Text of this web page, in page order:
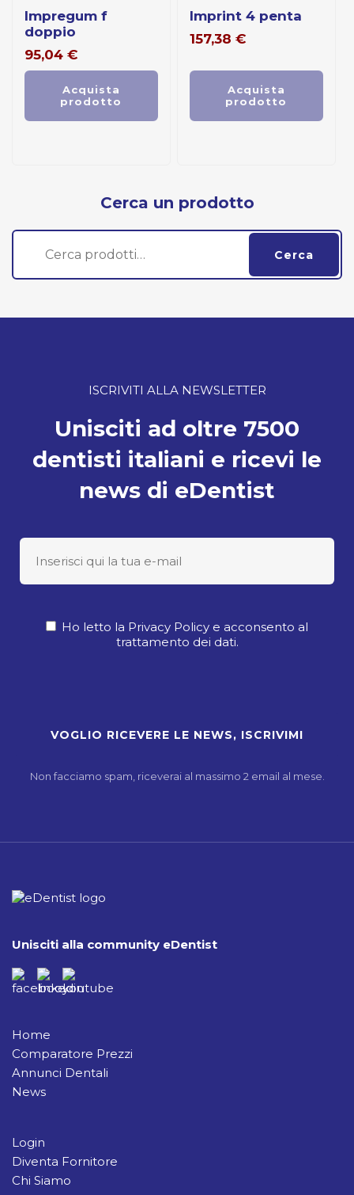
impregum f
doppio
95,04 €
Acquista
prodotto
imprint 4 penta
157,38 €
Acquista
prodotto
Cerca un prodotto
Cerca:
Cerca
ISCRIVITI ALLA NEWSLETTER
Unisciti ad oltre 7500
dentisti italiani e ricevi le
news di eDentist
Ho letto la Privacy Policy e acconsento al
trattamento dei dati.
Non facciamo spam, riceverai al massimo 2 email al mese.
Unisciti alla community eDentist
Home
Comparatore Prezzi
Annunci Dentali
News
Login
Diventa Fornitore
Chi Siamo